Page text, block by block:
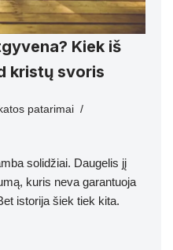
Kiek iš
kristų svoris
patarimai
solidžiai. Daugelis jį
kuris neva garantuoja
istorija šiek tiek kita.